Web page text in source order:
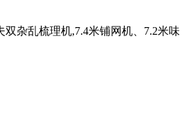
杂乱梳理机,7.4米铺网机、7.2米味